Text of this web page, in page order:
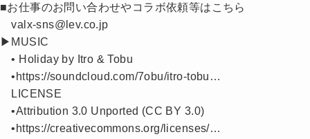
■お仕事のお問い合わせやコラボ依頼等はこちら
valx-sns@lev.co.jp
▶︎MUSIC
• Holiday by Itro & Tobu
•https://soundcloud.com/7obu/itro-tobu…
LICENSE
•Attribution 3.0 Unported (CC BY 3.0)
•https://creativecommons.org/licenses/…